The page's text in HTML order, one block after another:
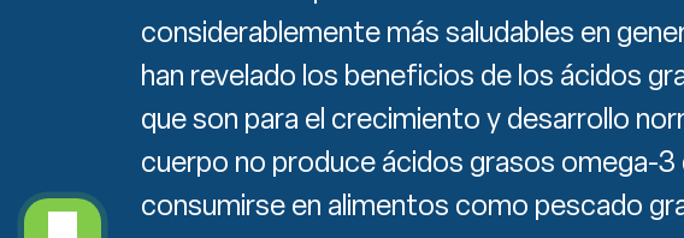
considerablemente más saludables en
han revelado los beneficios de los ácidos
que son para el crecimiento y desarrollo
cuerpo no produce ácidos grasos omega-
consumirse en alimentos como pescado